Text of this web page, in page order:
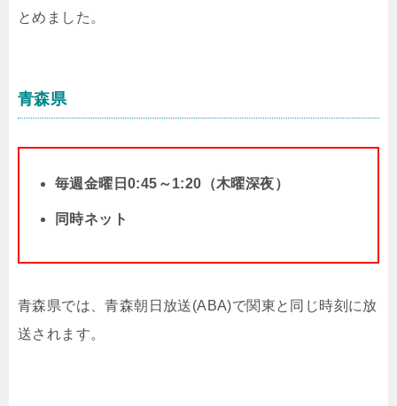
とめました。
青森県
毎週金曜日0:45～1:20（木曜深夜）
同時ネット
青森県では、青森朝日放送(ABA)で関東と同じ時刻に放
送されます。